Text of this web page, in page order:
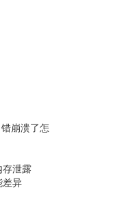
崩溃了怎
存泄露
差异